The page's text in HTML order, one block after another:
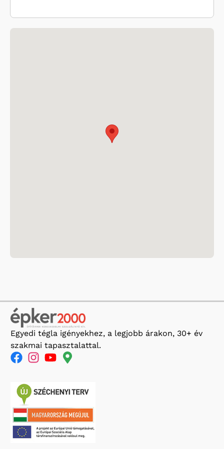
Egyedi tégla igényekhez, a legjobb árakon, 30+ év
szakmai tapasztalattal.